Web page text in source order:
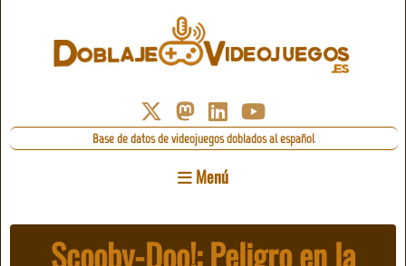
Base de datos de videojuegos doblados al español
Menú
Scooby-Doo!: Peligro en la